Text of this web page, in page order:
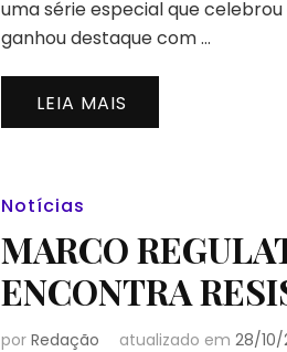
uma série especial que
ganhou destaque com …
LEIA MAIS
Notícias
MARCO
ENCONTRA
por Redação atualizado em 28/10/